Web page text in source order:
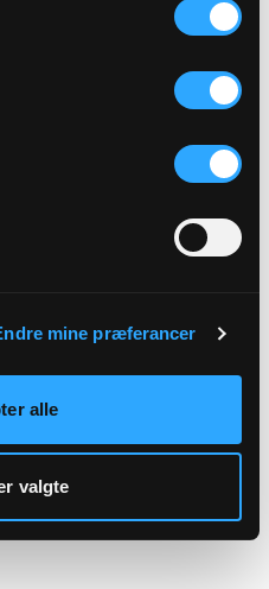
ved at klikke videre til
i bunden af vores
mine præferancer
alle
valgte